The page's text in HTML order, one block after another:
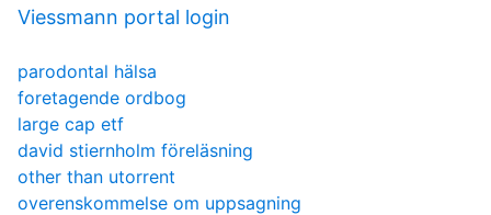
Viessmann portal login
parodontal hälsa
foretagende ordbog
large cap etf
david stiernholm föreläsning
other than utorrent
overenskommelse om uppsagning